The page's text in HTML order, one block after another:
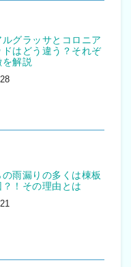
ルグラッサとコロニア
ドはどう違う？それぞ
を解説
の雨漏りの多くは棟板
！その理由とは